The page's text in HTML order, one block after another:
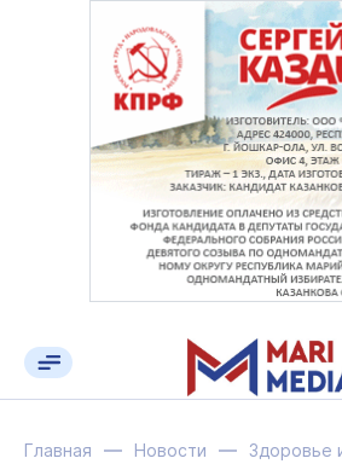
Главная Новости
Здоровье